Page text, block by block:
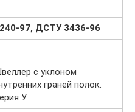
97, ДСТУ 3436-96
с уклоном
граней полок.
У.